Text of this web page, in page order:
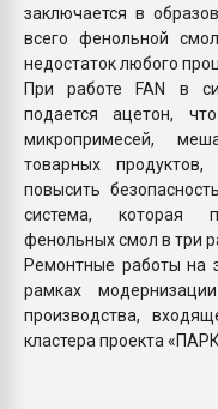
заключается в
всего фенольной
недостаток любого
При работе FAN в
подается ацетон,
микропримесей,
товарных
повысить
система, которая
фенольных смол в три
Ремонтные работы на
рамках
производства,
кластера проекта